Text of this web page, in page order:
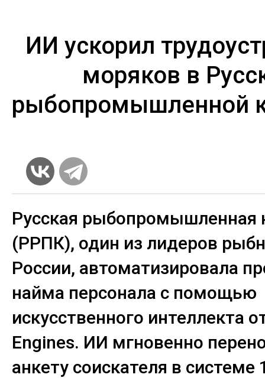
ИИ ускорил
моряков в
рыбопромышленной
Русская рыбопромышленная
(РРПК), один из лидеров
России, автоматизировала
найма персонала с помощью
искусственного интеллекта
Engines. ИИ мгновенно
анкету соискателя в